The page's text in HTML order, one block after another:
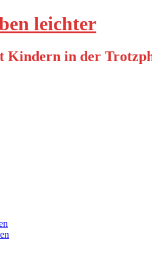
leichter
in der